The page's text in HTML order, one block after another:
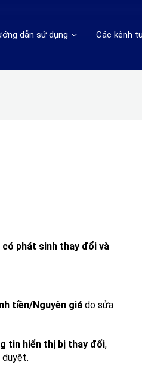
dẫn sử dụng Các kênh
phát sinh thay đổi và
tiền/Nguyên giá do sửa
tin hiển thị bị thay đổi,
duyệt.